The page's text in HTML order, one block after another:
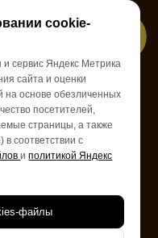
cookie-
сервис Яндекс Метрика
сайта и оценки
на основе обезличенных
посетителей,
страницы, а также
соответствии с
иполитикой Яндекс
файлы
командного
ФОРМАТЕ